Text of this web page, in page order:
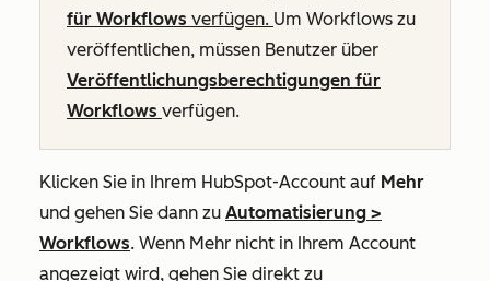
für Workflows verfügen. Um Workflows zu
veröffentlichen, müssen Benutzer über
Veröffentlichungsberechtigungen für
Workflows verfügen.
Klicken Sie in Ihrem HubSpot-Account auf Mehr
und gehen Sie dann zu Automatisierung >
Workflows. Wenn Mehr nicht in Ihrem Account
angezeigt wird, gehen Sie direkt zu